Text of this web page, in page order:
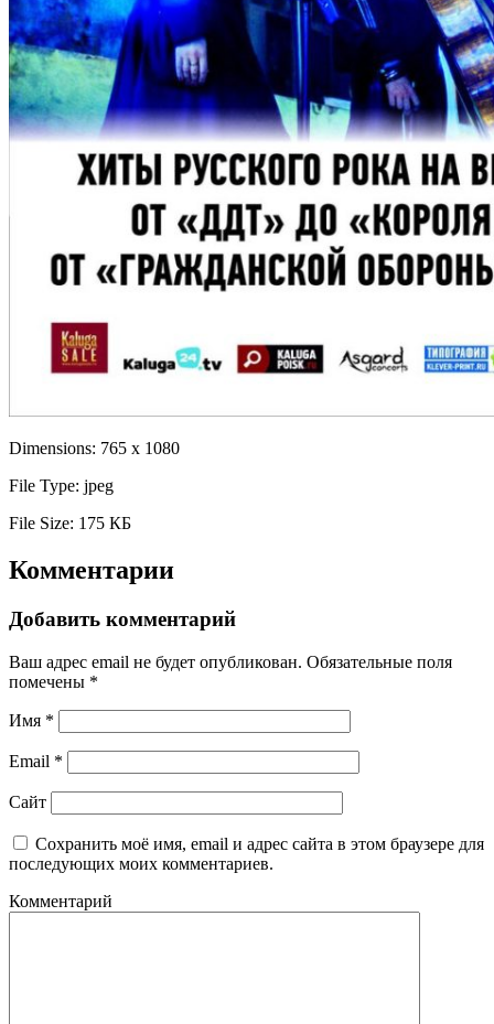
Dimensions: 765 x 1080
File Type: jpeg
File Size: 175 КБ
Комментарии
Добавить комментарий
Ваш адрес email не будет опубликован. Обязательные поля
помечены *
Имя *
Email *
Сайт
Сохранить моё имя, email и адрес сайта в этом браузере для
последующих моих комментариев.
Комментарий